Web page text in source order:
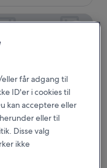
får adgang til
ID'er i cookies til
kan acceptere eller
eller til
Disse valg
ikke